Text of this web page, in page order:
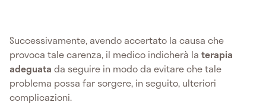
Successivamente, avendo accertato la causa che
provoca tale carenza, il medico indicherà la terapia
adeguata da seguire in modo da evitare che tale
problema possa far sorgere, in seguito, ulteriori
complicazioni.